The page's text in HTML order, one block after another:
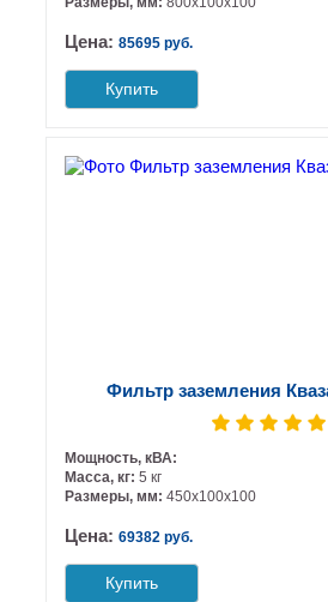
Цена: 85695 руб.
Купить
Фильтр заземления
Мощность, кВА:
Масса, кг: 5 кг
Размеры, мм: 450х100х100
Цена: 69382 руб.
Купить